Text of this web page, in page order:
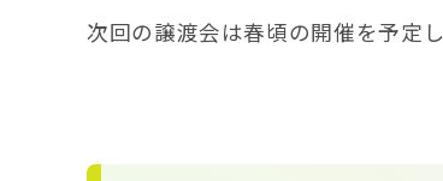
次回の譲渡会は春頃の開催を予定